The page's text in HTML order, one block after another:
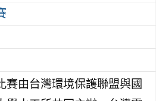
賽由台灣環境保護聯盟與國